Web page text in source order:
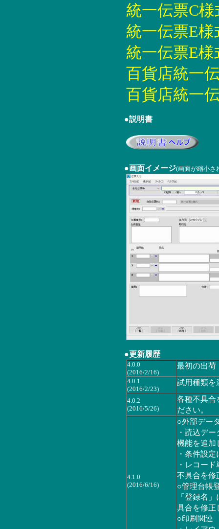
統一伝票C様
統一伝票E様
統一伝票E様
百貨店統一
百貨店統一
●説明書
●画面イメージ(画面が縮小さ
●更新履歴
4.0.0
(2016/2/16)
最初の出荷
4.0.1
(2016/2/23)
試用種類を
4.0.2
(2016/5/26)
各種不具合
ださい。
4.1.0
(2016/6/16)
○外部デー
・読込デ
機能を追加
・条件設
・レコー
不具合を修
○管理台帳
「登録名
具合を修正
○印刷関連